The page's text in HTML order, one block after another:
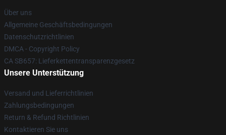
Über uns
Allgemeine Geschäftsbedingungen
Datenschutzrichtlinien
DMCA - Copyright Policy
CA SB657: Lieferkettentransparenzgesetz
Unsere Unterstützung
Versand und Lieferrichtlinien
Zahlungsbedingungen
Return & Refund Richtlinien
Kontaktieren Sie uns